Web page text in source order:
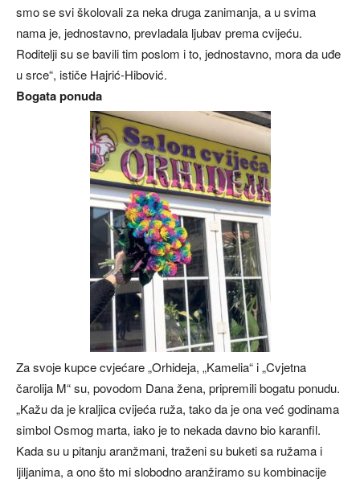
smo se svi školovali za neka druga zanimanja, a u svima
nama je, jednostavno, prevladala ljubav prema cvijeću.
Roditelji su se bavili tim poslom i to, jednostavno, mora da uđe
u srce“, ističe Hajrić-Hibović.
Bogata ponuda
Za svoje kupce cvjećare „Orhideja, „Kamelia“ i „Cvjetna
čarolija M“ su, povodom Dana žena, pripremili bogatu ponudu.
„Kažu da je kraljica cvijeća ruža, tako da je ona već godinama
simbol Osmog marta, iako je to nekada davno bio karanfil.
Kada su u pitanju aranžmani, traženi su buketi sa ružama i
ljiljanima, a ono što mi slobodno aranžiramo su kombinacije